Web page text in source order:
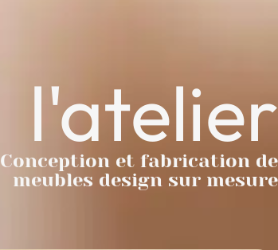
l'atelier
Conception et fabrication de
meubles design sur mesure